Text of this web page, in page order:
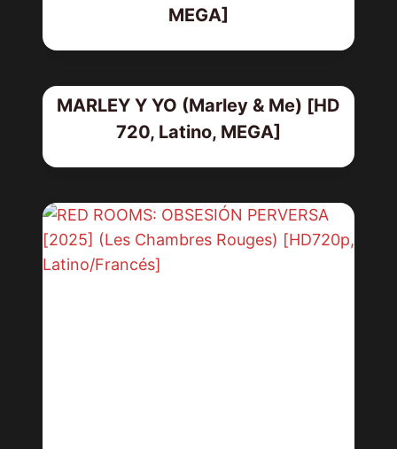
MEGA]
MARLEY Y YO (Marley & Me) [HD
720, Latino, MEGA]